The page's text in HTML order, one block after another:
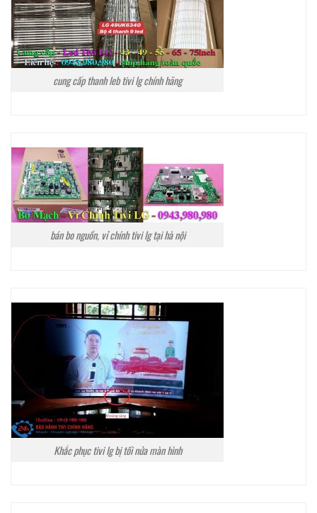
cung cấp thanh leb tivi lg chính hãng
bán bo nguồn, vỉ chính tivi lg tại hà nội
Khắc phục tivi lg bị tối nửa màn hình